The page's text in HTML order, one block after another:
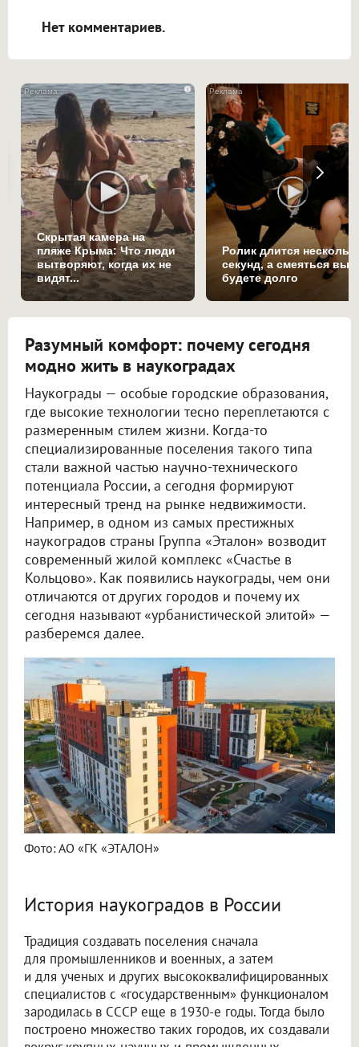
Нет комментариев.
i
Скрытая камера на
пляже Крыма: Что люди
вытворяют, когда их не
видят...
Ролик длится
секунд, а смеяться вы
будете долго
Разумный комфорт: почему сегодня
модно жить в наукоградах
Наукограды — особые городские образования,
где высокие технологии тесно переплетаются с
размеренным стилем жизни. Когда-то
специализированные поселения такого типа
стали важной частью научно-технического
потенциала России, а сегодня формируют
интересный тренд на рынке недвижимости.
Например, в одном из самых престижных
наукоградов страны Группа «Эталон» возводит
современный жилой комплекс «Счастье в
Кольцово». Как появились наукограды, чем они
отличаются от других городов и почему их
сегодня называют «урбанистической элитой» —
разберемся далее.
Фото: АО «ГК «ЭТАЛОН»
История наукоградов в России
Традиция создавать поселения сначала
для промышленников и военных, а затем
и для ученых и других высококвалифицированных
специалистов с «государственным» функционалом
зародилась в СССР еще в 1930-е годы. Тогда было
построено множество таких городов, их создавали